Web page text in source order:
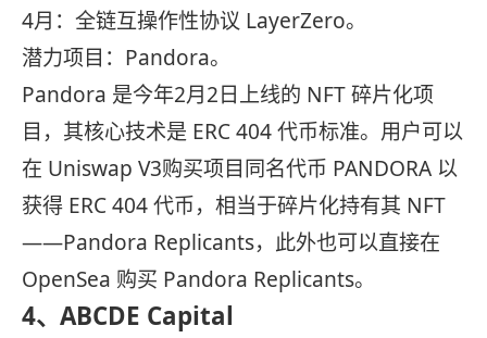
4月：全链互操作性协议 LayerZero。
潜力项目：Pandora。
Pandora 是今年2月2日上线的 NFT 碎片化项
目，其核心技术是 ERC 404 代币标准。用户可以
在 Uniswap V3购买项目同名代币 PANDORA 以
获得 ERC 404 代币，相当于碎片化持有其 NFT
——Pandora Replicants，此外也可以直接在
OpenSea 购买 Pandora Replicants。
4、ABCDE Capital